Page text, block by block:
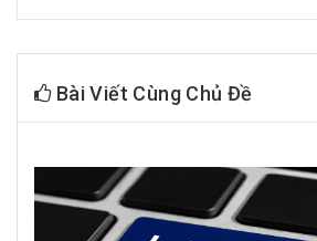
Bài Viết Cùng Chủ Đề